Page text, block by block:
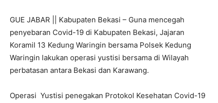
GUE JABAR || Kabupaten Bekasi – Guna mencegah
penyebaran Covid-19 di Kabupaten Bekasi, Jajaran
Koramil 13 Kedung Waringin bersama Polsek Kedung
Waringin lakukan operasi yustisi bersama di Wilayah
perbatasan antara Bekasi dan Karawang.
Operasi Yustisi penegakan Protokol Kesehatan Covid-19